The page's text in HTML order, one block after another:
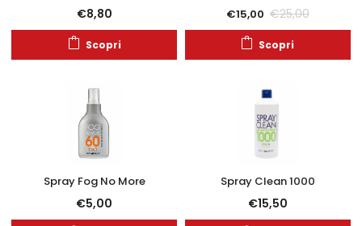
€8,80
Scopri
€15,00 €25,00
Scopri
Spray Fog No More
€5,00
Spray Clean 1000
€15,50